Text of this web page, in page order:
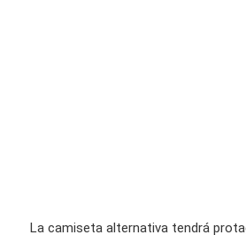
La camiseta alternativa tendrá